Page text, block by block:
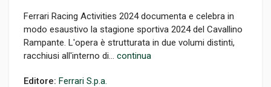
Ferrari Racing Activities 2024 documenta e celebra in
modo esaustivo la stagione sportiva 2024 del Cavallino
Rampante. L'opera è strutturata in due volumi distinti,
racchiusi all'interno di... continua
Editore: Ferrari S.p.a.